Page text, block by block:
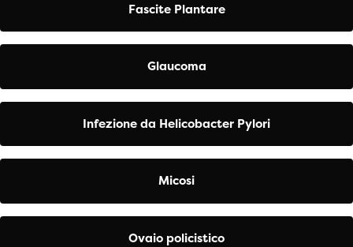
Fascite Plantare
Glaucoma
Infezione da Helicobacter Pylori
Micosi
Ovaio policistico